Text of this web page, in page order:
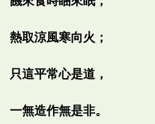
熱取涼風寒向火；
只這平常心是道，
一無造作無是非。